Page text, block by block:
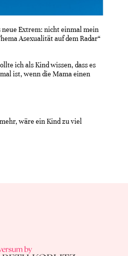
neue Extrem: nicht einmal mein
Asexualität auf dem Radar“
ich als Kind wissen, dass es
ist, wenn die Mama einen
wäre ein Kind zu viel